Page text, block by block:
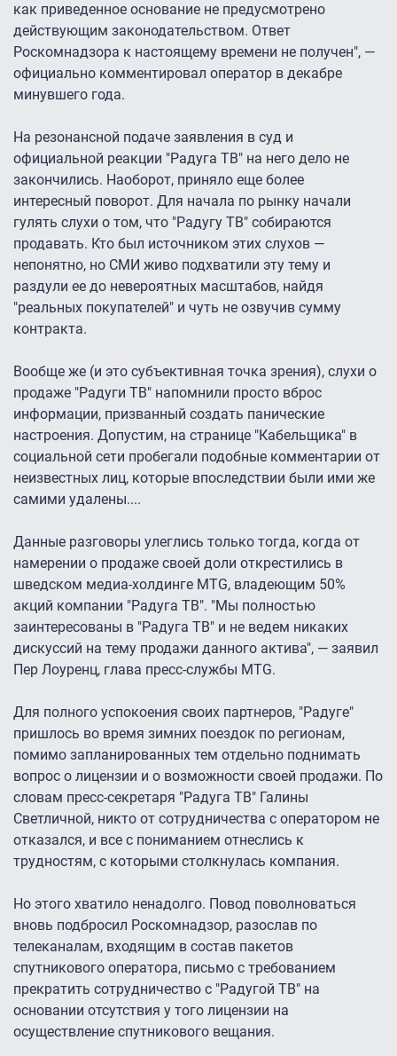
как приведенное основание не предусмотрено
действующим законодательством. Ответ
Роскомнадзора к настоящему времени не получен", —
официально комментировал оператор в декабре
минувшего года.
На резонансной подаче заявления в суд и
официальной реакции "Радуга ТВ" на него дело не
закончились. Наоборот, приняло еще более
интересный поворот. Для начала по рынку начали
гулять слухи о том, что "Радугу ТВ" собираются
продавать. Кто был источником этих слухов —
непонятно, но СМИ живо подхватили эту тему и
раздули ее до невероятных масштабов, найдя
"реальных покупателей" и чуть не озвучив сумму
контракта.
Вообще же (и это субъективная точка зрения), слухи о
продаже "Радуги ТВ" напомнили просто вброс
информации, призванный создать панические
настроения. Допустим, на странице "Кабельщика" в
социальной сети пробегали подобные комментарии от
неизвестных лиц, которые впоследствии были ими же
самими удалены....
Данные разговоры улеглись только тогда, когда от
намерении о продаже своей доли открестились в
шведском медиа-холдинге MTG, владеющим 50%
акций компании "Радуга ТВ". "Мы полностью
заинтересованы в "Радуга ТВ" и не ведем никаких
дискуссий на тему продажи данного актива", — заявил
Пер Лоуренц, глава пресс-службы MTG.
Для полного успокоения своих партнеров, "Радуге"
пришлось во время зимних поездок по регионам,
помимо запланированных тем отдельно поднимать
вопрос о лицензии и о возможности своей продажи. По
словам пресс-секретаря "Радуга ТВ" Галины
Светличной, никто от сотрудничества с оператором не
отказался, и все с пониманием отнеслись к
трудностям, с которыми столкнулась компания.
Но этого хватило ненадолго. Повод поволноваться
вновь подбросил Роскомнадзор, разослав по
телеканалам, входящим в состав пакетов
спутникового оператора, письмо с требованием
прекратить сотрудничество с "Радугой ТВ" на
основании отсутствия у того лицензии на
осуществление спутникового вещания.